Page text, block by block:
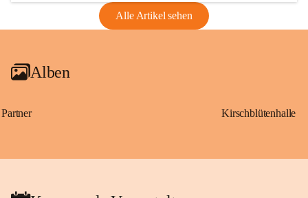
Alle Artikel sehen
Alben
Partner Kirschblütenhalle